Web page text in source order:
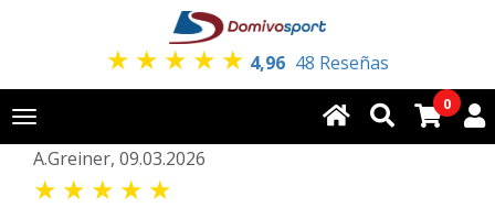
★ ★ ★ ★ ★ 4,96 48 Reseñas
Toggle
navigation
0
A.Greiner, 09.03.2026
★ ★ ★ ★ ★